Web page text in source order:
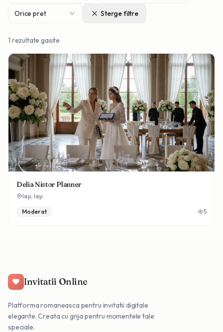
Orice pret Sterge filtre
1 rezultate gasite
Delia Nistor Planner
Iași, Iași
Moderat 5
Invitatii Online
Platforma romaneasca pentru invitatii digitale
elegante. Creata cu grija pentru momentele tale
speciale.